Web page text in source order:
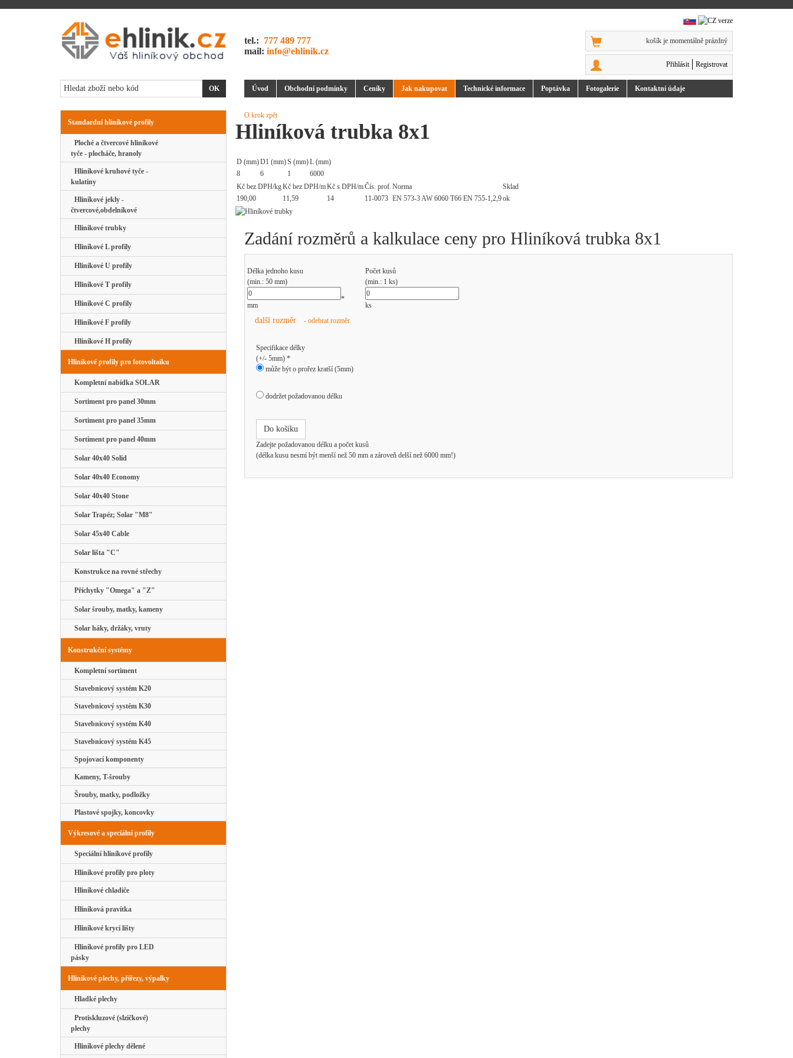
tel.: 777 489 777
mail: info@ehlinik.cz
košík je momentálně prázdný
Přihlásit Registrovat
Úvod Obchodní podmínky Ceníky Jak nakupovat Technické informace Poptávka Fotogalerie Kontaktní údaje
Standardní hliníkové profily
Ploché a čtvercové hliníkové
tyče - plocháče, hranoly
Hliníkové kruhové tyče -
kulatiny
Hliníkové jekly -
čtvercové,obdelníkové
Hliníkové trubky
Hliníkové L profily
Hliníkové U profily
Hliníkové T profily
Hliníkové C profily
Hliníkové F profily
Hliníkové H profily
Hliníkové profily pro fotovoltaiku
Kompletní nabídka SOLAR
Sortiment pro panel 30mm
Sortiment pro panel 35mm
Sortiment pro panel 40mm
Solar 40x40 Solid
Solar 40x40 Economy
Solar 40x40 Stone
Solar Trapéz; Solar "M8"
Solar 45x40 Cable
Solar lišta "C"
Konstrukce na rovné střechy
Příchytky "Omega" a "Z"
Solar šrouby, matky, kameny
Solar háky, držáky, vruty
Konstrukční systémy
Kompletní sortiment
Stavebnicový systém K20
Stavebnicový systém K30
Stavebnicový systém K40
Stavebnicový systém K45
Spojovací komponenty
Kameny, T-šrouby
Šrouby, matky, podložky
Plastové spojky, koncovky
Výkresové a speciální profily
Speciální hliníkové profily
Hliníkové profily pro ploty
Hliníkové chladiče
Hliníková pravítka
Hliníkové krycí lišty
Hliníkové profily pro LED
pásky
Hliníkové plechy, přířezy, výpalky
Hladké plechy
Protiskluzové (slzičkové)
plechy
Hliníkové plechy dělené
O krok zpět
Hliníková trubka 8x1
D (mm)D1 (mm)S (mm)L (mm)
8
6 1
6000
Kč bez DPH/kgKč bez DPH/mKč s DPH/mČís. prof. Norma
Sklad
190,00
11,59 14 11-0073 EN 573-3 AW 6060 T66 EN 755-1,2,9ok
Zadání rozměrů a kalkulace ceny pro Hliníková trubka 8x1
Délka jednoho kusu
(min.: 50 mm)
Počet kusů
(min.: 1 ks)
mm
*
ks
další rozměr - odebrat rozměr
Specifikace délky
(+/- 5mm) *
může být o prořez kratší (5mm)
dodržet požadovanou délku
Do košíku
Zadejte požadovanou délku a počet kusů
(délka kusu nesmí být menší než 50 mm a zároveň delší než 6000 mm!)